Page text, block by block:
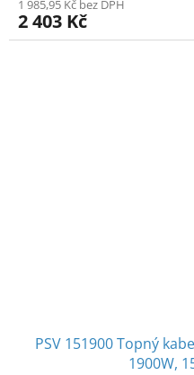
1 985,95 Kč bez DPH
2 403 Kč
PSV 151900 Topný
1900W,